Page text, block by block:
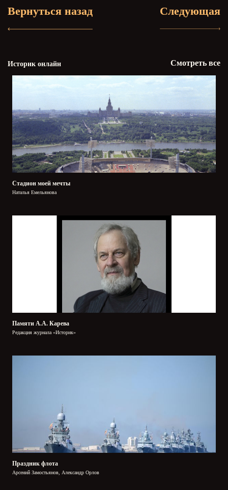
Вернуться назад Следующая
Историк онлайн Смотреть все
Стадион моей мечты
Наталья Емельянова
Памяти А.А. Карева
Редакция журнала «Историк»
Праздник флота
Арсений Замостьянов, Александр Орлов